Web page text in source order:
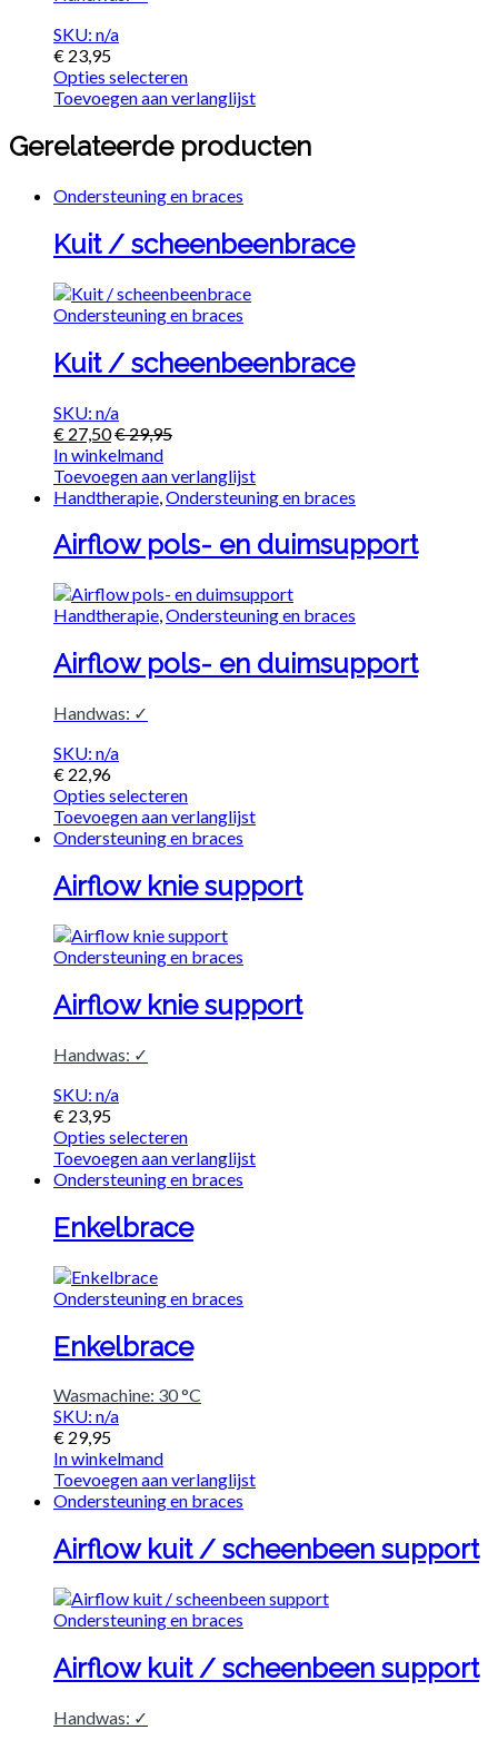
SKU: n/a
€ 23,95
Opties selecteren
Toevoegen aan verlanglijst
Gerelateerde producten
Ondersteuning en braces
Kuit / scheenbeenbrace
Ondersteuning en braces
Kuit / scheenbeenbrace
SKU: n/a
€ 27,50€29,95
In winkelmand
Toevoegen aan verlanglijst
Handtherapie Ondersteuning en braces
Airflow pols- en duimsupport
Handtherapie,Ondersteuning en braces
Airflow pols- en duimsupport
Handwas: ✓
SKU: n/a
€ 22,96
Opties selecteren
Toevoegen aan verlanglijst
Ondersteuning en braces
Airflow knie support
Ondersteuning en braces
Airflow knie support
Handwas: ✓
SKU: n/a
€ 23,95
Opties selecteren
Toevoegen aan verlanglijst
Ondersteuning en braces
Enkelbrace
Ondersteuning en braces
Enkelbrace
Wasmachine: 30 °C
SKU: n/a
€ 29,95
In winkelmand
Toevoegen aan verlanglijst
Ondersteuning en braces
Airflow kuit / scheenbeen support
Ondersteuning en braces
Airflow kuit / scheenbeen support
Handwas: ✓